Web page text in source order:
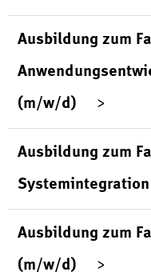
Ausbildung zum
(m/w/d)
Ausbildung zum
Ausbildung zum
(m/w/d)